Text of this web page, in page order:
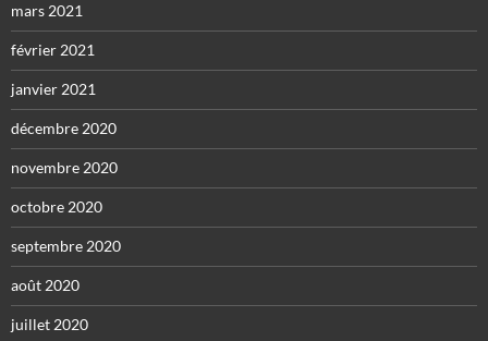
mars 2021
février 2021
janvier 2021
décembre 2020
novembre 2020
octobre 2020
septembre 2020
août 2020
juillet 2020